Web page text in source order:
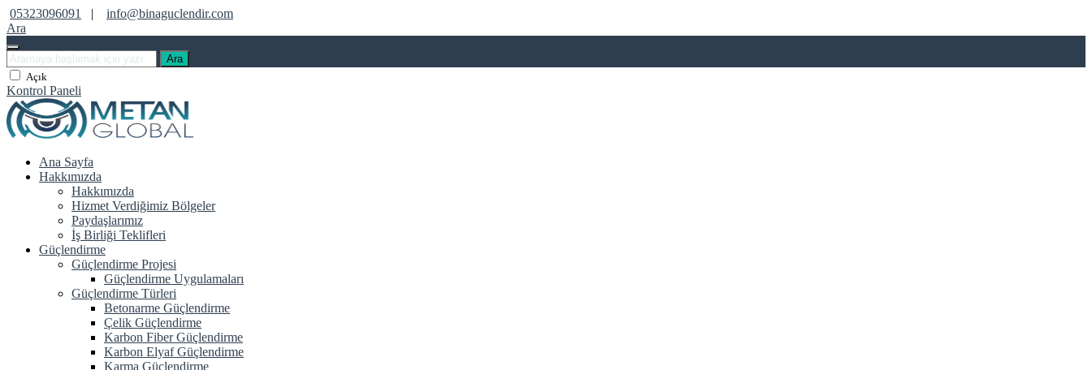
05323096091 |
info@binaguclendir.com
Ara
Ara
Açık
Kontrol Paneli
Ana Sayfa
Hakkımızda
Hakkımızda
Hizmet Verdiğimiz Bölgeler
Paydaşlarımız
İş Birliği Teklifleri
Güçlendirme
Güçlendirme Projesi
Güçlendirme Uygulamaları
Güçlendirme Türleri
Betonarme Güçlendirme
Çelik Güçlendirme
Karbon Fiber Güçlendirme
Karbon Elyaf Güçlendirme
Karma Güçlendirme